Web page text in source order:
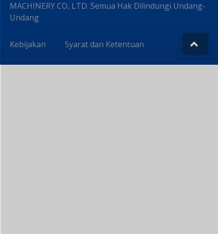
MACHINERY CO, LTD. Semua Hak Dilindungi Undang-
Undang
Kebijakan Syarat dan Ketentuan